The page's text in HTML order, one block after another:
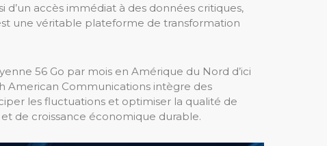
accès immédiat à des données critiques,
une véritable plateforme de transformation
56 Go par mois en Amérique du Nord d’ici
American Communications intègre des
les fluctuations et optimiser la qualité de
de croissance économique durable.